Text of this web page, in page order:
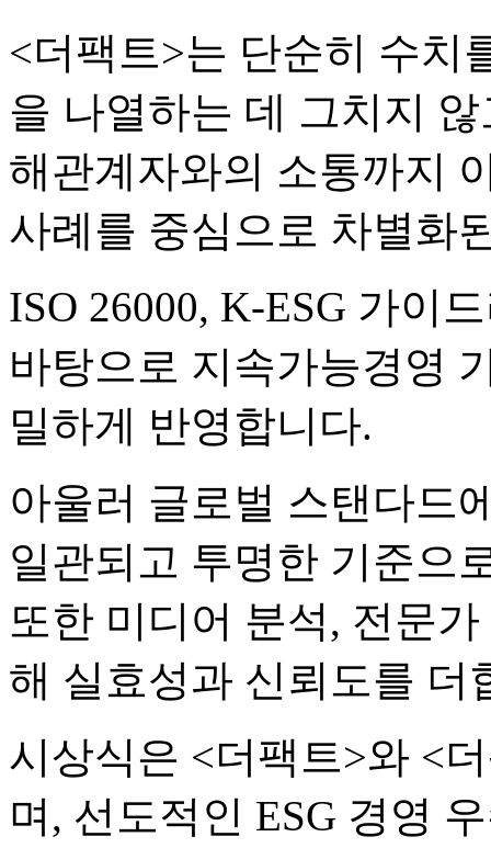
<더팩트>는 단순히 수치
을 나열하는 데 그치지
해관계자와의 소통까지
사례를 중심으로 차별화
ISO 26000, K-ESG 가이
바탕으로 지속가능경영
밀하게 반영합니다.
아울러 글로벌 스탠다드
일관되고 투명한 기준으
또한 미디어 분석, 전문
해 실효성과 신뢰도를 더
시상식은 <더팩트>와 <
며, 선도적인 ESG 경영